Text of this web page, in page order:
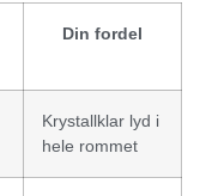
Din fordel
Krystallklar lyd i
hele rommet